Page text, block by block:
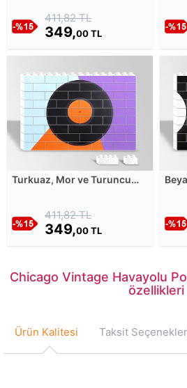
411,82 TL
349,00 TL
Turkuaz, Mor ve Turuncu
411,82 TL
349,00 TL
Chicago Vintage Havayolu
özellikleri
Ürün Kalitesi Taksit